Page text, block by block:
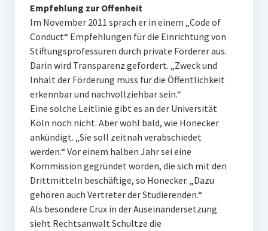
Empfehlung zur Offenheit
Im November 2011 sprach er in einem „Code of
Conduct“ Empfehlungen für die Einrichtung von
Stiftungsprofessuren durch private Förderer aus.
Darin wird Transparenz gefordert. „Zweck und
Inhalt der Förderung muss für die Öffentlichkeit
erkennbar und nachvollziehbar sein.“
Eine solche Leitlinie gibt es an der Universität
Köln noch nicht. Aber wohl bald, wie Honecker
ankündigt. „Sie soll zeitnah verabschiedet
werden.“ Vor einem halben Jahr sei eine
Kommission gegründet worden, die sich mit den
Drittmitteln beschäftige, so Honecker. „Dazu
gehören auch Vertreter der Studierenden.“
Als besondere Crux in der Auseinandersetzung
sieht Rechtsanwalt Schultze die